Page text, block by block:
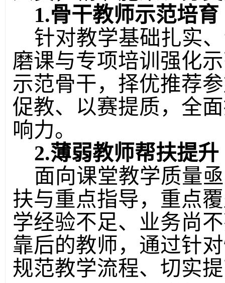
1.骨干教师示范培育
针对教学基础扎实
磨课与专项培训强化
示范骨干， 择优推荐
促教、以赛提质，全
响力。
2.薄弱教师帮扶提升
面向课堂教学质量
扶与重点指导，重点
学经验不足、业务尚
靠后的教师，通过针
规范教学流程、切实